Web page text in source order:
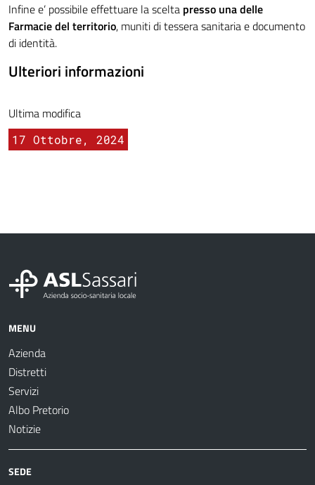
Infine e’ possibile effettuare la scelta presso una delle
Farmacie del territorio, muniti di tessera sanitaria e documento
di identità.
Ulteriori informazioni
Ultima modifica
17 Ottobre, 2024
MENU
Azienda
Distretti
Servizi
Albo Pretorio
Notizie
SEDE